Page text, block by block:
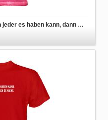
Herren T-Shirt V-Ausschnitt Wenn jeder es haben kann, dann möchte ich es nicht.